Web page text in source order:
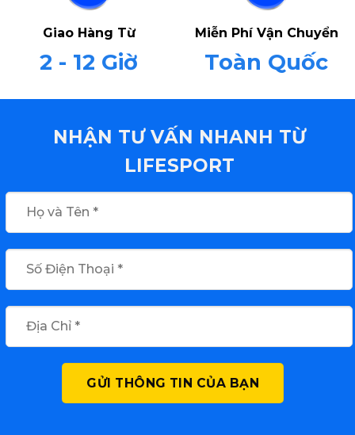
Giao Hàng Từ
2 - 12 Giờ
Miễn Phí Vận Chuyển
Toàn Quốc
NHẬN TƯ VẤN NHANH TỪ
LIFESPORT